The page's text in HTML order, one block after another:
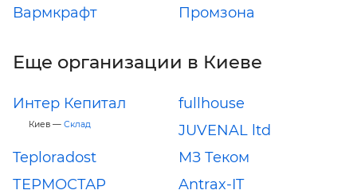
Вармкрафт
Промзона
Еще организации в Киеве
Интер Кепитал
Киев — Склад
fullhouse
JUVENAL ltd
Teploradost
МЗ Теком
ТЕРМОСТАР
Antrax-IT